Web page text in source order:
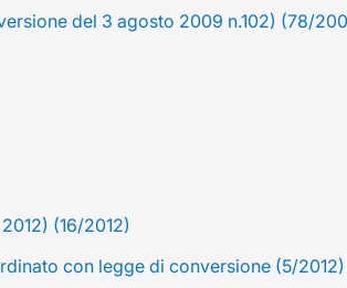
del 3 agosto 2009 n.102) (78/
(16/2012)
con legge di conversione (5/2012)